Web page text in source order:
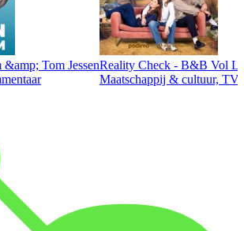
Tom JessenReality Check - B&B Vol
Maatschappij & cultuur,